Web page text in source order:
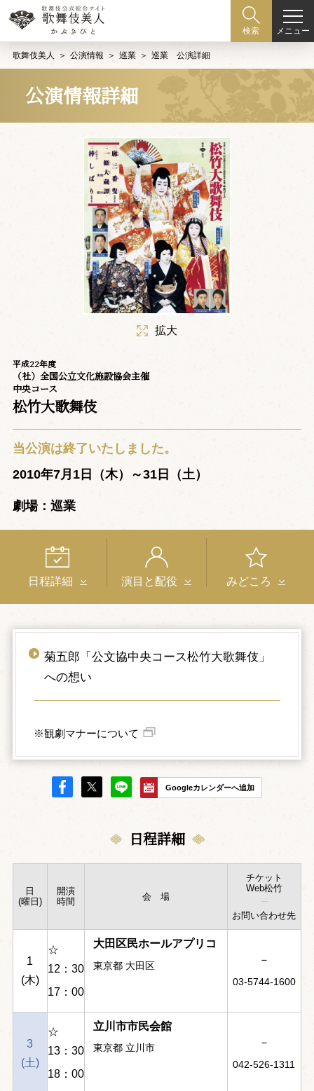
検索 メニュー
歌舞伎美人 公演情報 巡業 巡業 公演詳細
公演情報詳細
拡大
平成22年度
（社）全国公立文化施設協会主催
中央コース
松竹大歌舞伎
当公演は終了いたしました。
2010年7月1日（木）～31日（土）
劇場：巡業
日程詳細 演目と配役 みどころ
菊五郎「公文協中央コース松竹大歌舞伎」
への想い
※観劇マナーについて
Googleカレンダーへ追加
日程詳細
日
(曜日)
開演
時間
会 場
チケット
Web松竹
お問い合わせ先
1
(木)
☆
12：30
17：00
大田区民ホールアプリコ
東京都 大田区 －
03-5744-1600
3
(土)
☆
13：30
18：00
立川市市民会館
東京都 立川市 －
042-526-1311